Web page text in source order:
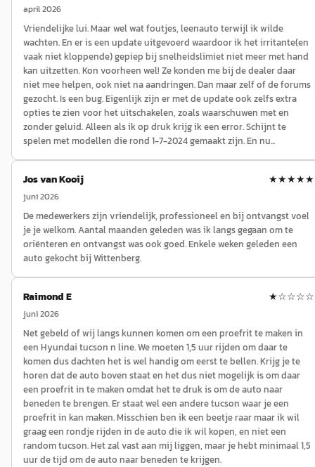
april 2026
Vriendelijke lui. Maar wel wat foutjes, leenauto terwijl ik wilde
wachten. En er is een update uitgevoerd waardoor ik het irritante(en
vaak niet kloppende) gepiep bij snelheidslimiet niet meer met hand
kan uitzetten. Kon voorheen wel! Ze konden me bij de dealer daar
niet mee helpen, ook niet na aandringen. Dan maar zelf of de forums
gezocht. Is een bug. Eigenlijk zijn er met de update ook zelfs extra
opties te zien voor het uitschakelen, zoals waarschuwen met en
zonder geluid. Alleen als ik op druk krijg ik een error. Schijnt te
spelen met modellen die rond 1-7-2024 gemaakt zijn. En nu...
Jos van Kooij
juni 2026
★★★★★
De medewerkers zijn vriendelijk, professioneel en bij ontvangst voel
je je welkom. Aantal maanden geleden was ik langs gegaan om te
oriënteren en ontvangst was ook goed. Enkele weken geleden een
auto gekocht bij Wittenberg.
Raimond E
juni 2026
★☆☆☆☆
Net gebeld of wij langs kunnen komen om een proefrit te maken in
een Hyundai tucson n line. We moeten 1,5 uur rijden om daar te
komen dus dachten het is wel handig om eerst te bellen. Krijg je te
horen dat de auto boven staat en het dus niet mogelijk is om daar
een proefrit in te maken omdat het te druk is om de auto naar
beneden te brengen. Er staat wel een andere tucson waar je een
proefrit in kan maken. Misschien ben ik een beetje raar maar ik wil
graag een rondje rijden in de auto die ik wil kopen, en niet een
random tucson. Het zal vast aan mij liggen, maar je hebt minimaal 1,5
uur de tijd om de auto naar beneden te krijgen.